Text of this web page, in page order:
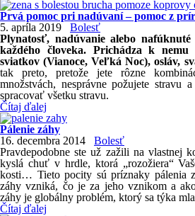
Prvá pomoc pri nadúvaní – pomoc z
5. apríla 2019
Bolesť
Plynatosť, nadúvanie alebo
každého človeka. Prichádza k
sviatkov (Vianoce, Veľká Noc), osláv,
tak preto, pretože jete rôzne
množstvách, nesprávne požujete stravu
spracovať všetku stravu.
Čítaj ďalej
Pálenie záhy
16. decembra 2014
Bolesť
Pravdepodobne ste už zažili na vlastnej
kyslá chuť v hrdle, ktorá „rozožiera“
kosti… Tieto pocity sú príznaky pálenia
záhy vzniká, čo je za jeho vznikom a
záhy je globálny problém, ktorý sa týka
Čítaj ďalej